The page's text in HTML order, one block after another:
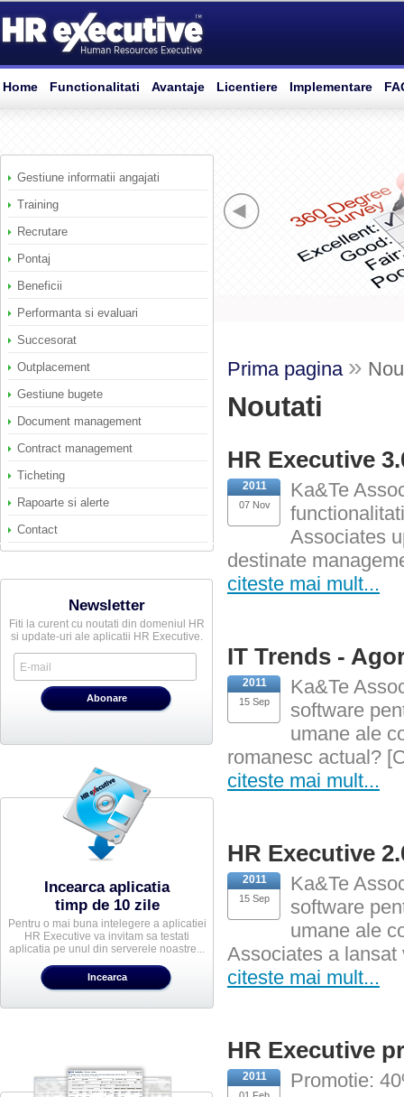
Home Functionalitati Avantaje Licentiere Implementare
Gestiune informatii angajati
Training
Recrutare
Pontaj
Beneficii
Performanta si evaluari
Succesorat
Outplacement
Gestiune bugete
Document management
Contract management
Ticheting
Rapoarte si alerte
Contact
Newsletter
Fiti la curent cu noutati din domeniul HR
si update-uri ale aplicatii HR Executive.
Incearca aplicatia
timp de 10 zile
Pentru o mai buna intelegere a aplicatiei
HR Executive va invitam sa testati
aplicatia pe unul din serverele noastre...
Prima pagina »
Noutati
HR Executive
2011
07 Nov
Ka&Te
Associates
destinate
citeste mai mult...
IT Trends -
2011
15 Sep
Ka&Te
software
umane ale
romanesc actual?
citeste mai mult...
HR Executive
2011
15 Sep
Ka&Te
software
umane ale
Associates a
citeste mai mult...
HR Executive
2011
Promotie: